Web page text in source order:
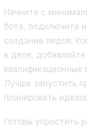
Начните с
бота, подключите
создание лидов.
в деле,
квалификационные
Лучше запустить
планировать
Готовы упростить